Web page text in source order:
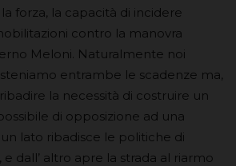
forza, la capacità di incidere
contro la manovra
Meloni. Naturalmente noi
entrambe le scadenze ma,
la necessità di costruire un
di opposizione ad una
lato ribadisce le politiche di
dall’ altro apre la strada al riarmo